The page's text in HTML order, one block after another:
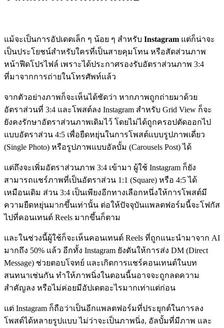
แม้จะเป็นการอัปเดตเล็ก ๆ น้อย ๆ สำหรับ Instagram แต่ก็น่าจะ
เป็นประโยชน์สำหรับใครที่เป็นสายคุมโทน หรือสัดส่วนภาพ
หน้าฟีดโปรไฟล์ เพราะได้ประกาศรองรับอัตราส่วนภาพ 3:4
ที่มาจากการถ่ายในโทรศัพท์แล้ว
จากตัวอย่างภาพก็จะเห็นได้ชัดว่า หากภาพถูกถ่ายมาด้วย
อัตราส่วนที่ 3:4 และโพสต์ลง Instagram สำหรับ Grid View ก็จะ
ยังคงรักษาอัตราส่วนภาพเดิมไว้ โดยไม่ได้ถูกครอปตัดออกไป
แบบอัตราส่วน 4:5 เพื่อยืดหยุ่นในการโพสต์แบบรูปภาพเดี่ยว
(Single Photo) หรือรูปภาพแบบอัลบั้ม (Carousels Post) ได้
แต่ถึงจะเพิ่มอัตราส่วนภาพ 3:4 เข้ามา ผู้ใช้ Instagram ก็ยัง
สามารถแชร์ภาพที่เป็นอัตราส่วน 1:1 (Square) หรือ 4:5 ได้
เหมือนเดิม ส่วน 3:4 เป็นเพียงอีกทางเลือกหนึ่งให้การโพสต์มี
ความยืดหยุ่นมากขึ้นเท่านั้น ต่อให้ปัจจุบันแพลตฟอร์มนี้จะโฟกัส
ไปที่คอนเทนต์ Reels มากขึ้นก็ตาม
และในช่วงนี้ผู้ใช้ก็จะเห็นคอนเทนต์ Reels ที่ถูกแนะนำมาจาก AI
มากถึง 50% แล้ว อีกทั้ง Instagram ยังดันให้การส่ง DM (Direct
Message) ช่วยตอบโจทย์ และเกิดการแชร์คอนเทนต์ในบท
สนทนาเช่นกัน ทำให้ภาพนิ่งในตอนนี้นอาจจะถูกลดความ
สำคัญลง หรือไม่ค่อยมีอัปเดตอะไรมากเท่าแต่ก่อน
แต่ Instagram ก็ถือว่าเป็นอีกแพลตฟอร์มที่ประยุกต์ในการลง
โพสต์ได้หลายรูปแบบ ไม่ว่าจะเป็นภาพนิ่ง, อัลบั้มที่มีภาพ และ